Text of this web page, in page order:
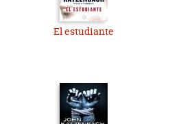
El estudiante